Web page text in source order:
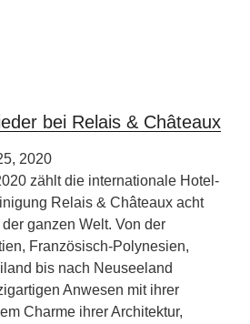
bei Relais & Châteaux
2020
zählt die internationale Hotel-
Relais & Châteaux acht
ganzen Welt. Von der
Französisch-Polynesien,
bis nach Neuseeland
Anwesen mit ihrer
Charme ihrer Architektur,